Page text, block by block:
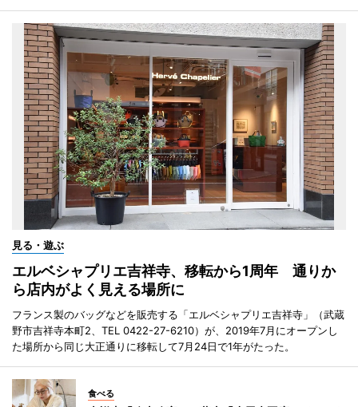
見る・遊ぶ
エルベシャプリエ吉祥寺、移転から1周年 通りか
ら店内がよく見える場所に
フランス製のバッグなどを販売する「エルベシャプリエ吉祥寺」（武蔵
野市吉祥寺本町2、TEL 0422-27-6210）が、2019年7月にオープンし
た場所から同じ大正通りに移転して7月24日で1年がたった。
食べる